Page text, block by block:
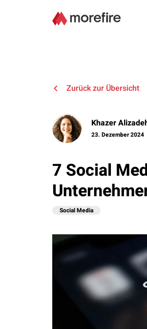
Zurück zur Übersicht
Khazer
23. Dezember 2024
7 Social
Social Media